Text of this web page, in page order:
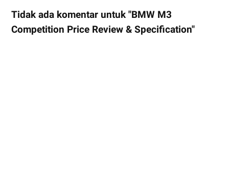
Tidak ada komentar untuk "BMW M3
Competition Price Review & Specification"